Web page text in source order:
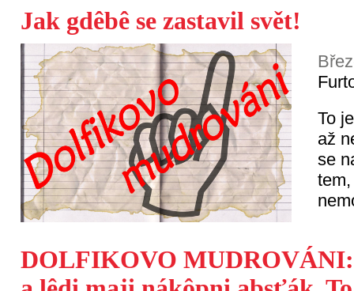
Jak gdêbê se zastavil svět!
To
až
se
DOLFIKOVO